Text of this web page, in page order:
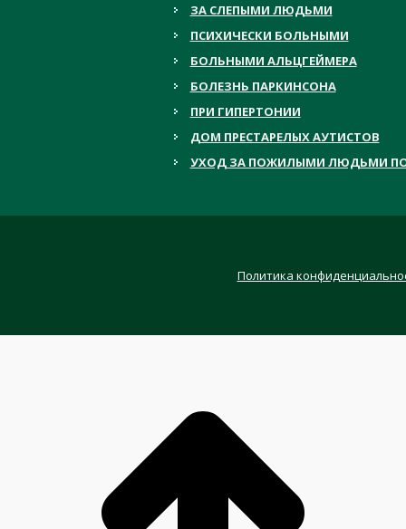
ЗА СЛЕПЫМИ ЛЮДЬМИ
ПСИХИЧЕСКИ БОЛЬНЫМИ
БОЛЬНЫМИ АЛЬЦГЕЙМЕРА
БОЛЕЗНЬ ПАРКИНСОНА
ПРИ ГИПЕРТОНИИ
ДОМ ПРЕСТАРЕЛЫХ АУТИСТОВ
УХОД ЗА ПОЖИЛЫМИ ЛЮДЬМИ
Политика